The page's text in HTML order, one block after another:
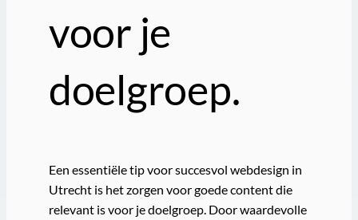
voor je
doelgroep.
Een essentiële tip voor succesvol webdesign in
Utrecht is het zorgen voor goede content die
relevant is voor je doelgroep. Door waardevolle